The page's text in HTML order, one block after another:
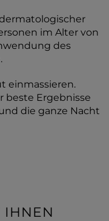
im Alter von
des
einmassieren.
beste Ergebnisse
die ganze Nacht
IHNEN